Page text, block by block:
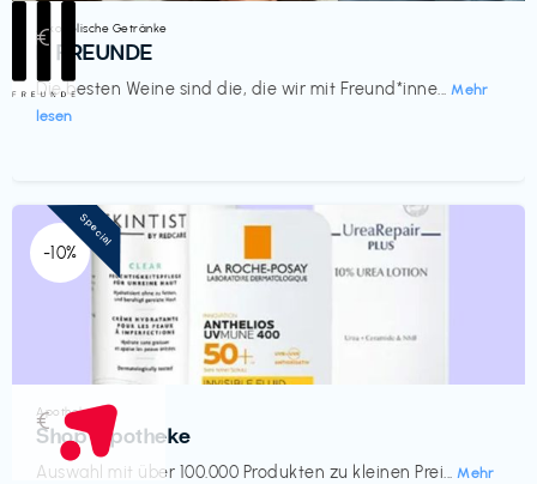
Alkoholische Getränke
III FREUNDE
Die besten Weine sind die, die wir mit Freund*inne... Mehr
lesen
€‎
-10%
Apotheke
Shop Apotheke
Auswahl mit über 100.000 Produkten zu kleinen Prei... Mehr
€‎
Special